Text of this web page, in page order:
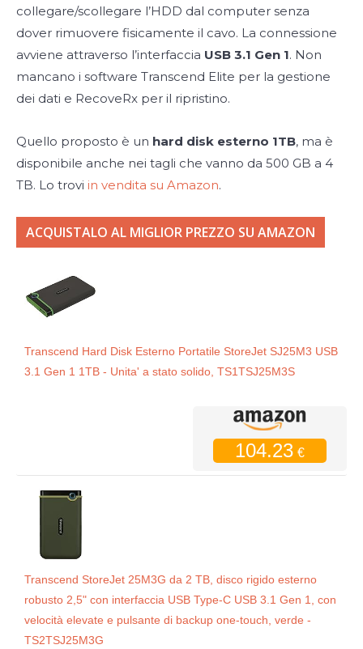
collegare/scollegare l’HDD dal computer senza
dover rimuovere fisicamente il cavo. La connessione
avviene attraverso l’interfaccia USB 3.1 Gen 1. Non
mancano i software Transcend Elite per la gestione
dei dati e RecoveRx per il ripristino.
Quello proposto è un hard disk esterno 1TB, ma è
disponibile anche nei tagli che vanno da 500 GB a 4
TB. Lo trovi in vendita su Amazon.
ACQUISTALO AL MIGLIOR PREZZO SU AMAZON
Transcend Hard Disk Esterno Portatile StoreJet SJ25M3 USB
3.1 Gen 1 1TB - Unita' a stato solido, TS1TSJ25M3S
104.23 €
Transcend StoreJet 25M3G da 2 TB, disco rigido esterno
robusto 2,5" con interfaccia USB Type-C USB 3.1 Gen 1, con
velocità elevate e pulsante di backup one-touch, verde -
TS2TSJ25M3G